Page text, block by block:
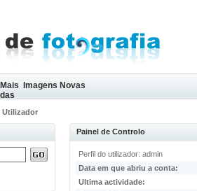
Imagens Novas
Utilizador
Painel de Controlo
Perfil do utilizador: admin
Data em que abriu a conta:
Ultima actividade: